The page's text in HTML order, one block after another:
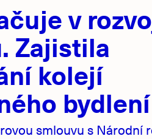
v
Zajistila
kolejí
bydlení
smlouvu s Národní